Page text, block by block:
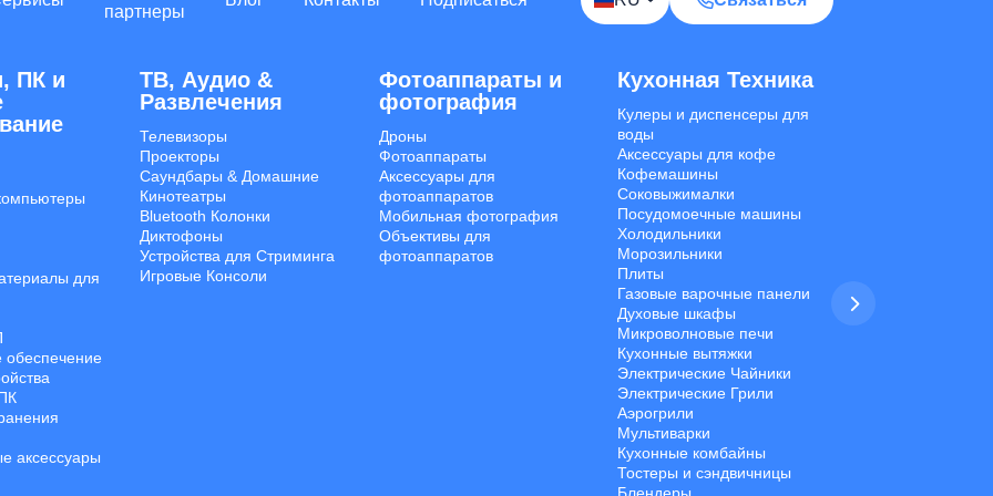
партнеры
ПК и
для
аксессуары
ТВ, Аудио &
Развлечения
Телевизоры
Проекторы
Саундбары & Домашние
Кинотеатры
Bluetooth Колонки
Диктофоны
Устройства для Стриминга
Игровые Консоли
Фотоаппараты и
фотография
Дроны
Фотоаппараты
Аксессуары для
фотоаппаратов
Мобильная фотография
Объективы для
фотоаппаратов
Кухонная Техника
Кулеры и диспенсеры для
воды
Аксессуары для кофе
Кофемашины
Соковыжималки
Посудомоечные машины
Холодильники
Морозильники
Плиты
Газовые варочные панели
Духовые шкафы
Микроволновые печи
Кухонные вытяжки
Электрические Чайники
Электрические Грили
Аэрогрили
Мультиварки
Кухонные комбайны
Тостеры и сэндвичницы
Phones TVs
Appliances
I'd like your wholesale price list.
Do you ship to my country? I'd like to check
delivery options.
What is your minimum order quantity (MOQ)
for bulk orders?